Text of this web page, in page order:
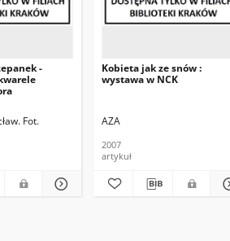
-
Fot.
Kobieta jak ze snów :
wystawa w NCK
AZA
2007
artykuł